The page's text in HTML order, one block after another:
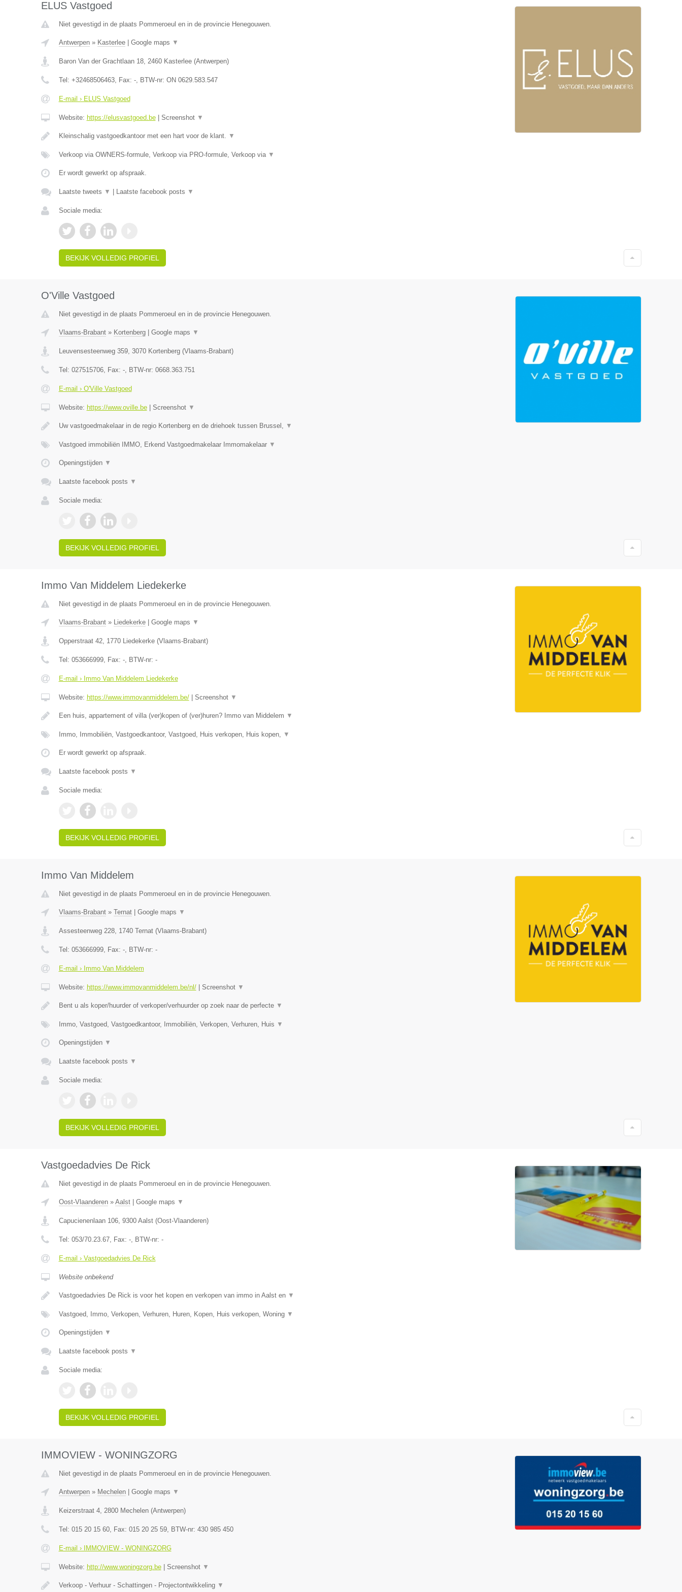
ELUS Vastgoed
Niet gevestigd in de plaats Pommeroeul en in de provincie Henegouwen.
Antwerpen» Kasterlee| Google maps ▼
Baron Van der Grachtlaan 18, 2460 Kasterlee(Antwerpen)
Tel: +32468506463, Fax: -, BTW-nr: ON 0629.583.547
E-mail › ELUS Vastgoed
Website: https://elusvastgoed.be| Screenshot ▼
Kleinschalig vastgoedkantoor met een hart voor de klant. ▼
Verkoop via OWNERS-formule, Verkoop via PRO-formule, Verkoop via ▼
Er wordt gewerkt op afspraak.
Laatste tweets ▼ Laatste facebook posts ▼
Sociale media:
BEKIJK VOLLEDIG PROFIEL
O'Ville Vastgoed
Niet gevestigd in de plaats Pommeroeul en in de provincie Henegouwen.
Vlaams-Brabant» Kortenberg| Google maps ▼
Leuvensesteenweg 359, 3070 Kortenberg(Vlaams-Brabant)
Tel: 027515706, Fax: -, BTW-nr: 0668.363.751
E-mail › O'Ville Vastgoed
Website: https://www.oville.be| Screenshot ▼
Uw vastgoedmakelaar in de regio Kortenberg en de driehoek tussen Brussel, ▼
Vastgoed immobiliën IMMO, Erkend Vastgoedmakelaar Immomakelaar ▼
Openingstijden ▼
Laatste facebook posts ▼
Sociale media:
BEKIJK VOLLEDIG PROFIEL
Immo Van Middelem Liedekerke
Niet gevestigd in de plaats Pommeroeul en in de provincie Henegouwen.
Vlaams-Brabant» Liedekerke| Google maps ▼
Opperstraat 42, 1770 Liedekerke(Vlaams-Brabant)
Tel: 053666999, Fax: -, BTW-nr: -
E-mail › Immo Van Middelem Liedekerke
Website: https://www.immovanmiddelem.be/| Screenshot ▼
Een huis, appartement of villa (ver)kopen of (ver)huren? Immo van Middelem ▼
Immo, Immobiliën, Vastgoedkantoor, Vastgoed, Huis verkopen, Huis kopen, ▼
Er wordt gewerkt op afspraak.
Laatste facebook posts ▼
Sociale media:
BEKIJK VOLLEDIG PROFIEL
Immo Van Middelem
Niet gevestigd in de plaats Pommeroeul en in de provincie Henegouwen.
Vlaams-Brabant» Ternat| Google maps ▼
Assesteenweg 228, 1740 Ternat(Vlaams-Brabant)
Tel: 053666999, Fax: -, BTW-nr: -
E-mail › Immo Van Middelem
Website: https://www.immovanmiddelem.be/nl/| Screenshot ▼
Bent u als koper/huurder of verkoper/verhuurder op zoek naar de perfecte ▼
Immo, Vastgoed, Vastgoedkantoor, Immobiliën, Verkopen, Verhuren, Huis ▼
Openingstijden ▼
Laatste facebook posts ▼
Sociale media:
BEKIJK VOLLEDIG PROFIEL
Vastgoedadvies De Rick
Niet gevestigd in de plaats Pommeroeul en in de provincie Henegouwen.
Oost-Vlaanderen» Aalst| Google maps ▼
Capucienenlaan 106, 9300 Aalst(Oost-Vlaanderen)
Tel: 053/70.23.67, Fax: -, BTW-nr: -
E-mail › Vastgoedadvies De Rick
Website onbekend
Vastgoedadvies De Rick is voor het kopen en verkopen van immo in Aalst en ▼
Vastgoed, Immo, Verkopen, Verhuren, Huren, Kopen, Huis verkopen, Woning ▼
Openingstijden ▼
Laatste facebook posts ▼
Sociale media:
BEKIJK VOLLEDIG PROFIEL
IMMOVIEW - WONINGZORG
Niet gevestigd in de plaats Pommeroeul en in de provincie Henegouwen.
Antwerpen» Mechelen| Google maps ▼
Keizerstraat 4, 2800 Mechelen(Antwerpen)
Tel: 015 20 15 60, Fax: 015 20 25 59, BTW-nr: 430 985 450
E-mail › IMMOVIEW - WONINGZORG
Website: http://www.woningzorg.be| Screenshot ▼
Verkoop - Verhuur - Schattingen - Projectontwikkeling ▼